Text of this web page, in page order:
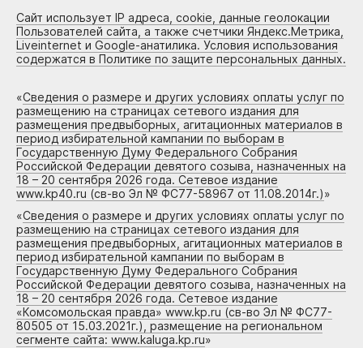
Сайт использует IP адреса, cookie, данные геолокации
Пользователей сайта, а также счетчики Яндекс.Метрика,
Liveinternet и Google-анатилика. Условия использования
содержатся в Политике по защите персональных данных.
«Сведения о размере и других условиях оплаты услуг по
размещению на страницах сетевого издания для
размещения предвыборных, агитационных материалов в
период избирательной кампании по выборам в
Государственную Думу Федерального Собрания
Российской Федерации девятого созыва, назначенных на
18 – 20 сентября 2026 года. Сетевое издание
www.kp40.ru (св-во Эл № ФС77-58967 от 11.08.2014г.)»
«Сведения о размере и других условиях оплаты услуг по
размещению на страницах сетевого издания для
размещения предвыборных, агитационных материалов в
период избирательной кампании по выборам в
Государственную Думу Федерального Собрания
Российской Федерации девятого созыва, назначенных на
18 – 20 сентября 2026 года. Сетевое издание
«Комсомольская правда» www.kp.ru (св-во Эл № ФС77-
80505 от 15.03.2021г.), размещение на региональном
сегменте сайта: www.kaluga.kp.ru»